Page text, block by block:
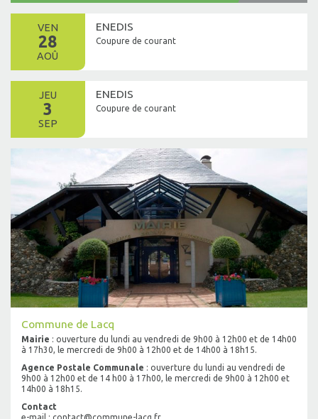
VEN
28
AOÛ
ENEDIS
Coupure de courant
JEU
3
SEP
ENEDIS
Coupure de courant
Commune de Lacq
Mairie : ouverture du lundi au vendredi de 9h00 à 12h00 et de 14h00
à 17h30, le mercredi de 9h00 à 12h00 et de 14h00 à 18h15.
Agence Postale Communale : ouverture du lundi au vendredi de
9h00 à 12h00 et de 14 h00 à 17h00, le mercredi de 9h00 à 12h00 et
14h00 à 18h15.
Contact
e-mail : contact@commune-lacq.fr